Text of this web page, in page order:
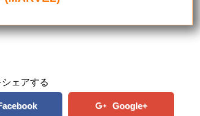
ェアする
Google+